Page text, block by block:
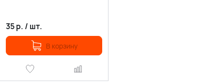
35р. / шт.
В корзину